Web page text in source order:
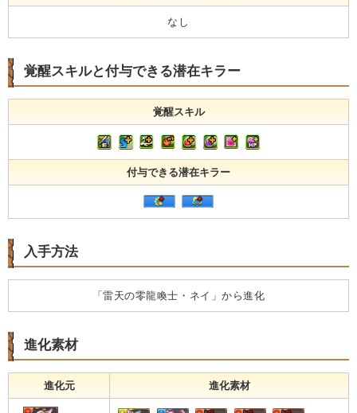
なし
覚醒スキルと付与できる潜在キラー
覚醒スキル
付与できる潜在キラー
入手方法
「雷天の零龍喚士・ネイ」から進化
進化素材
進化元 進化素材